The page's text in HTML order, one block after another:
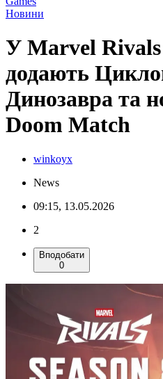
Новини
У Marvel Rivals
додають
Динозавра та
Doom Match
winkoyx
News
09:15, 13.05.2026
2
Вподобати
0